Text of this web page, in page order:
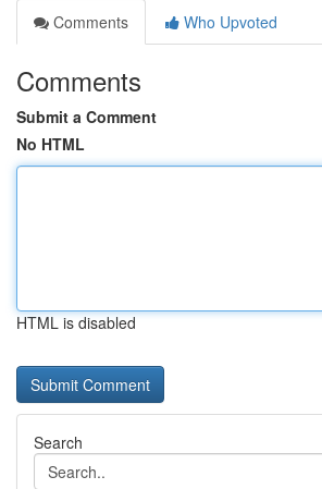
Comments
Who Upvoted
Comments
Submit a Comment
No HTML
HTML is disabled
Search